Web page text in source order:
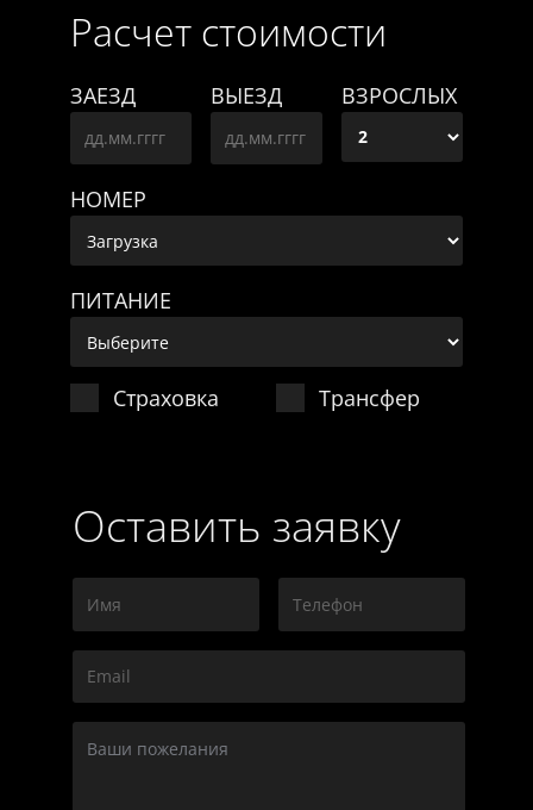
Расчет стоимости
ЗАЕЗД ВЫЕЗД ВЗРОСЛЫХ
НОМЕР
ПИТАНИЕ
Страховка Трансфер
Оставить заявку